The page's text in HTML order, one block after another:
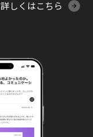
詳しくはこちら